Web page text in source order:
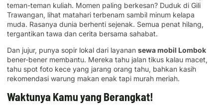
teman-teman kuliah. Momen paling berkesan? Duduk di Gili
Trawangan, lihat matahari terbenam sambil minum kelapa
muda. Rasanya dunia berhenti sejenak. Semua penat hilang,
tergantikan tawa dan cerita bersama sahabat.
Dan jujur, punya sopir lokal dari layanan sewa mobil Lombok
bener-bener membantu. Mereka tahu jalan tikus kalau macet,
tahu spot foto kece yang jarang orang tahu, bahkan kasih
rekomendasi warung makan enak tapi murah meriah.
Waktunya Kamu yang Berangkat!